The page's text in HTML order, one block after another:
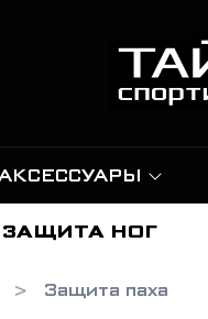
ЗАЩИТА НОГ
Защита паха